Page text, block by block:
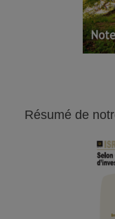
Résumé de